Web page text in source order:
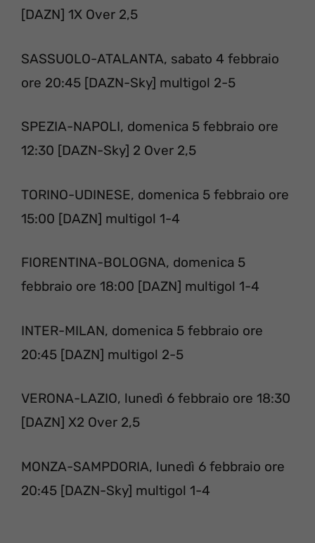
[DAZN] 1X Over 2,5
SASSUOLO-ATALANTA, sabato 4 febbraio
ore 20:45 [DAZN-Sky] multigol 2-5
SPEZIA-NAPOLI, domenica 5 febbraio ore
12:30 [DAZN-Sky] 2 Over 2,5
TORINO-UDINESE, domenica 5 febbraio ore
15:00 [DAZN] multigol 1-4
FIORENTINA-BOLOGNA, domenica 5
febbraio ore 18:00 [DAZN] multigol 1-4
INTER-MILAN, domenica 5 febbraio ore
20:45 [DAZN] multigol 2-5
VERONA-LAZIO, lunedì 6 febbraio ore 18:30
[DAZN] X2 Over 2,5
MONZA-SAMPDORIA, lunedì 6 febbraio ore
20:45 [DAZN-Sky] multigol 1-4